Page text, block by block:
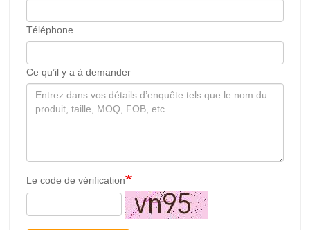
Téléphone
Ce qu’il y a à demander
Le code de vérification